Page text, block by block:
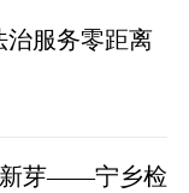
治服务零距离
新芽——宁乡检